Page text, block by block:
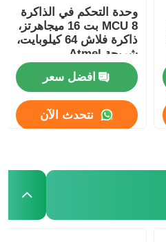
وحدة التحكم في الذاكرة
MCU 8 بت 16 ميجاهرتز،
ذاكرة فلاش 64 كيلوبايت،
شريحة Atmel
ATMEGA64A-AU
افضل سعر
نتحدث الآن